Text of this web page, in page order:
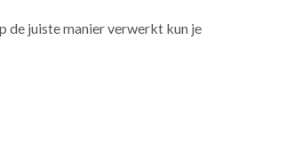
de juiste manier verwerkt kun je